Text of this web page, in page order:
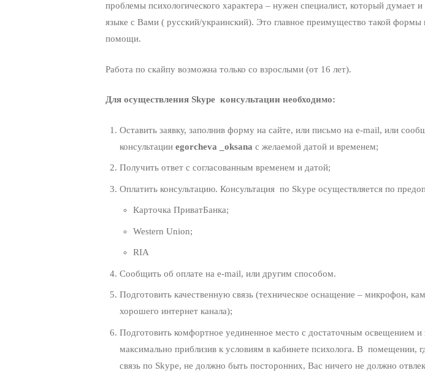
проблемы психологического характера – нужен специалист, который думает
языке с Вами ( русский/украинский). Это главное преимущество такой формы
помощи.
Работа по скайпу возможна только со взрослыми (от 16 лет).
Для осуществления Skype консультации необходимо:
Оставить заявку, заполнив форму на сайте, или письмо на е-mail, или
консультации egorcheva _oksana c желаемой датой и временем;
Получить ответ с согласованным временем и датой;
Оплатить консультацию. Консультация по Skype осуществляется по
Карточка ПриватБанка;
Western Union;
RIA
Сообщить об оплате на е-mail, или другим способом.
Подготовить качественную связь (техническое оснащение – микрофон,
хорошего интернет канала);
Подготовить комфортное уединенное место с достаточным освещением и
максимально приблизив к условиям в кабинете психолога. В помещении,
связь по Skype, не должно быть посторонних, Вас ничего не должно